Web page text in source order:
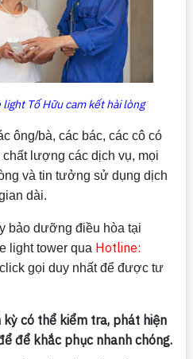
light Tố Hữu cam kết hài lòng
ông/bà, các bác, các cô có
lượng các dịch vụ, mọi
và tin tưởng sử dụng dịch
dài.
bảo dưỡng điều hòa tại
light tower qua Hotline:
gọi duy nhất để được tư
kỳ có thể kiểm tra, phát hiện
để khắc phục nhanh chóng.